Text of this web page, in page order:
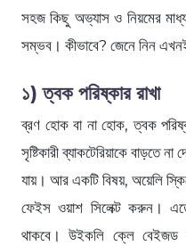
সহজ কিছু অভ্যাস ও নিয়মের
সম্ভব। কীভাবে? জেনে নিন
১) ত্বক পরিষ্কার রাখা
ব্রণ হোক বা না হোক, ত্বক
সৃষ্টিকারী ব্যাকটেরিয়াকে বাড়তে
যায়। আর একটি বিষয়, অয়েলি
ফেইস ওয়াশ সিলেক্ট করুন।
থাকবে। উইকলি ক্লে বেইজড